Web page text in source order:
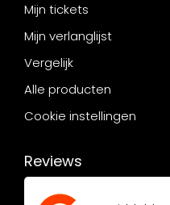
Mijn tickets
Mijn verlanglijst
Vergelijk
Alle producten
Cookie instellingen
Reviews